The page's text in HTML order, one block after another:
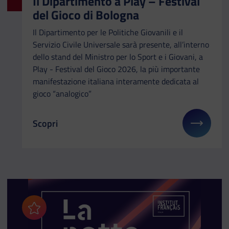
del Gioco di Bologna
Il Dipartimento per le Politiche Giovanili e il
Servizio Civile Universale sarà presente, all’interno
dello stand del Ministro per lo Sport e i Giovani, a
Play - Festival del Gioco 2026, la più importante
manifestazione italiana interamente dedicata al
gioco “analogico”
Il link ti porterà ad avere maggiori dettagli su: Il
Scopri
Aggiungi ai preferiti